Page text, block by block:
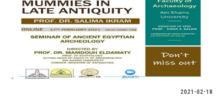
تواصل معنا
الطلاب
هيئة التدريس
2021-02-18